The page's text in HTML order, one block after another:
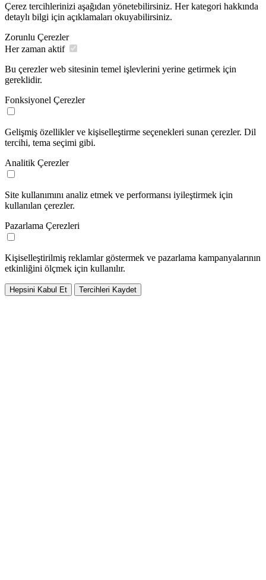
Çerez tercihlerinizi aşağıdan yönetebilirsiniz. Her kategori hakkında
detaylı bilgi için açıklamaları okuyabilirsiniz.
Zorunlu Çerezler
Her zaman aktif
Bu çerezler web sitesinin temel işlevlerini yerine getirmek için
gereklidir.
Fonksiyonel Çerezler
Gelişmiş özellikler ve kişiselleştirme seçenekleri sunan çerezler. Dil
tercihi, tema seçimi gibi.
Analitik Çerezler
Site kullanımını analiz etmek ve performansı iyileştirmek için
kullanılan çerezler.
Pazarlama Çerezleri
Kişiselleştirilmiş reklamlar göstermek ve pazarlama kampanyalarının
etkinliğini ölçmek için kullanılır.
Hepsini Kabul Et Tercihleri Kaydet